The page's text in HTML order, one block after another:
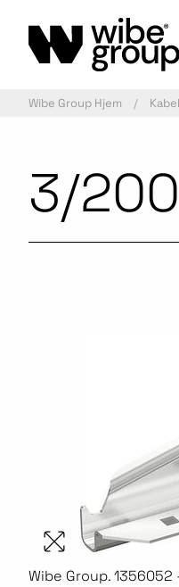
Wibe Group Hjem
3/
Wibe Group.